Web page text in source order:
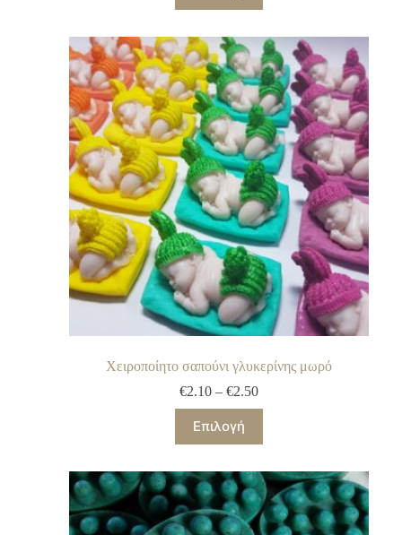
Χειροποίητο σαπούνι γλυκερίνης μωρό
€2.10 – €2.50
Επιλογή